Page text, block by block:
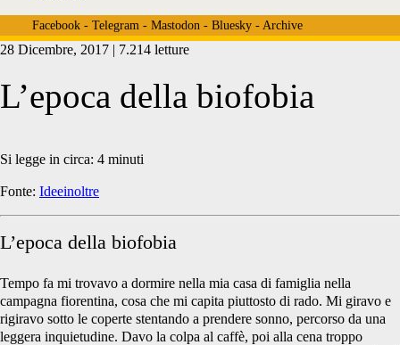
Facebook- Telegram- Mastodon- Bluesky- Archive
28 Dicembre, 2017 | 7.214 letture
L’epoca della biofobia
Si legge in circa: 4 minuti
Fonte: Ideeinoltre
L’epoca della biofobia
Tempo fa mi trovavo a dormire nella mia casa di famiglia nella
campagna fiorentina, cosa che mi capita piuttosto di rado. Mi giravo e
rigiravo sotto le coperte stentando a prendere sonno, percorso da una
leggera inquietudine. Davo la colpa al caffè, poi alla cena troppo